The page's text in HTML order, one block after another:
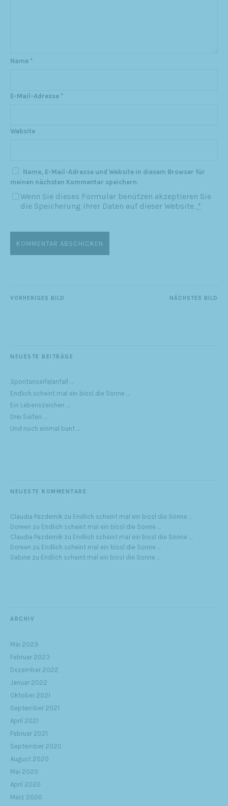
Name *
E-Mail-Adresse *
Website
Name, E-Mail-Adresse und Website in diesem Browser für
meinen nächsten Kommentar speichern.
Wenn Sie dieses Formular benützen akzeptieren Sie
die Speicherung Ihrer Daten auf dieser Website. *
NÄCHSTES BILD
VORHERIGES BILD
NEUESTE BEITRÄGE
Spontanseifelanfall …
Endlich scheint mal ein bissl die Sonne …
Ein Lebenszeichen …
Drei Seifen …
Und noch einmal bunt …
NEUESTE KOMMENTARE
Claudia Pazdernik zu Endlich scheint mal ein bissl die Sonne …
Doreen zu Endlich scheint mal ein bissl die Sonne …
Claudia Pazdernik zu Endlich scheint mal ein bissl die Sonne …
Doreen zu Endlich scheint mal ein bissl die Sonne …
Sabine zu Endlich scheint mal ein bissl die Sonne …
ARCHIV
Mai 2023
Februar 2023
Dezember 2022
Januar 2022
Oktober 2021
September 2021
April 2021
Februar 2021
September 2020
August 2020
Mai 2020
April 2020
März 2020